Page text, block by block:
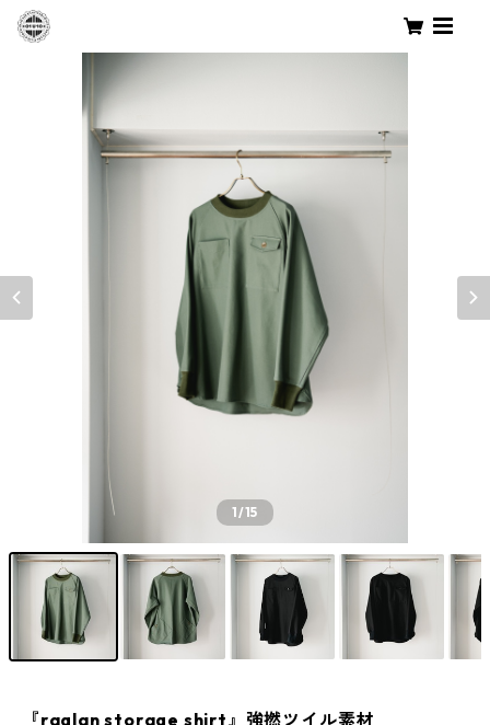
1/15
『raglan storage shirt』強撚ツイル素材